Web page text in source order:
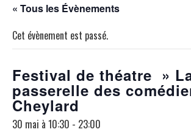
« Tous les Évènements
Cet évènement est passé.
Festival de théatre »
passerelle des
Cheylard
30 mai à 10:30 - 23:00